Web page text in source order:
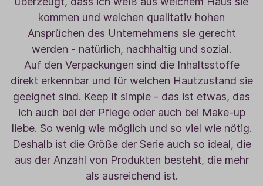
kommen und welchen qualitativ hohen
Ansprüchen des Unternehmens sie gerecht
werden - natürlich, nachhaltig und sozial.
Auf den Verpackungen sind die Inhaltsstoffe
direkt erkennbar und für welchen Hautzustand sie
geeignet sind. Keep it simple - das ist etwas, das
ich auch bei der Pflege oder auch bei Make-up
liebe. So wenig wie möglich und so viel wie nötig.
Deshalb ist die Größe der Serie auch so ideal, die
aus der Anzahl von Produkten besteht, die mehr
als ausreichend ist.